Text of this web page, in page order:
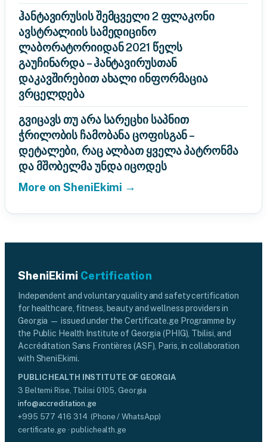
ჰანტავირუსის შემცველი 2 ფლაკონი
ავსტრალიის სამედიცინო
ლაბორატორიიდან 2021 წელს
გაუჩინარდა – ჰანტავირუსთან
დაკავშირებით ახალი ინფორმაცია
ვრცელდება
გვიცავს თუ არა სარეცხი საპნით
ჭრილობის ჩამობანა ცოფისგან –
დეტალები, რაც ალბათ ყველა პატრონმა
და მშობელმა უნდა იცოდეს
More on SheniEkimi →
SheniEkimi Certification
Independent and voluntary quality and safety certification
for healthcare, fitness, beauty and wellness providers in
Georgia — issued under the Certificate.ge Programme by
the Public Health Institute of Georgia (PHIG), Tbilisi, and
Accréditation Sans Frontières (ASF), Paris, in collaboration
with SheniEkimi.
PUBLIC HEALTH INSTITUTE OF GEORGIA
3 Beltemi Rise, Tbilisi 0105, Georgia
info@accreditation.ge
+995 577 416 314 (Phone / WhatsApp)
certificate.ge · publichealth.ge